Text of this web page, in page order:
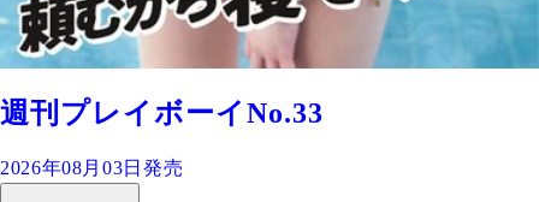
週刊プレイボーイNo.33
2026年08月03日発売